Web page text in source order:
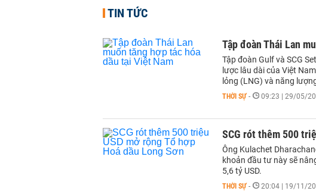
TIN TỨC
Tập đoàn Thái Lan
Tập đoàn Gulf và SCG
lược lâu dài của Việt
lỏng (LNG) và năng
THỜI SỰ - 09:23 | 29/05/
SCG rót thêm 500
Ông Kulachet
khoản đầu tư này sẽ
5,6 tỷ USD.
THỜI SỰ - 20:04 | 19/11/